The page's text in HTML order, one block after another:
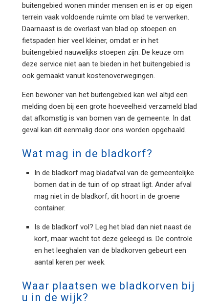
buitengebied wonen minder mensen en is er op eigen
terrein vaak voldoende ruimte om blad te verwerken.
Daarnaast is de overlast van blad op stoepen en
fietspaden hier veel kleiner, omdat er in het
buitengebied nauwelijks stoepen zijn. De keuze om
deze service niet aan te bieden in het buitengebied is
ook gemaakt vanuit kostenoverwegingen.
Een bewoner van het buitengebied kan wel altijd een
melding doen bij een grote hoeveelheid verzameld blad
dat afkomstig is van bomen van de gemeente. In dat
geval kan dit eenmalig door ons worden opgehaald.
Wat mag in de bladkorf?
In de bladkorf mag bladafval van de gemeentelijke
bomen dat in de tuin of op straat ligt. Ander afval
mag niet in de bladkorf, dit hoort in de groene
container.
Is de bladkorf vol? Leg het blad dan niet naast de
korf, maar wacht tot deze geleegd is. De controle
en het leeghalen van de bladkorven gebeurt een
aantal keren per week.
Waar plaatsen we bladkorven bij
u in de wijk?